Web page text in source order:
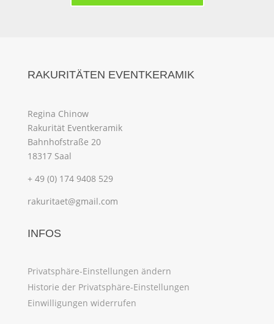
RAKURITÄTEN EVENTKERAMIK
Regina Chinow
Rakurität Eventkeramik
Bahnhofstraße 20
18317 Saal
+ 49 (0) 174 9408 529
rakuritaet@gmail.com
INFOS
Privatsphäre-Einstellungen ändern
Historie der Privatsphäre-Einstellungen
Einwilligungen widerrufen